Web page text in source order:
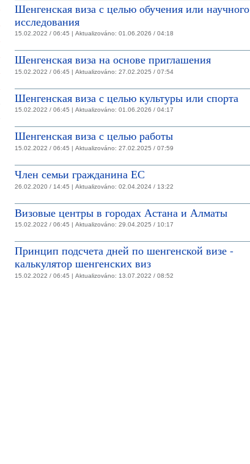
Шенгенская виза с целью обучения или научного
исследования
15.02.2022 / 06:45 | Aktualizováno: 01.06.2026 / 04:18
Шенгенская виза на основе приглашения
15.02.2022 / 06:45 | Aktualizováno: 27.02.2025 / 07:54
Шенгенская виза с целью культуры или спорта
15.02.2022 / 06:45 | Aktualizováno: 01.06.2026 / 04:17
Шенгенская виза с целью работы
15.02.2022 / 06:45 | Aktualizováno: 27.02.2025 / 07:59
Член семьи гражданина ЕС
26.02.2020 / 14:45 | Aktualizováno: 02.04.2024 / 13:22
Визовые центры в городах Астана и Алматы
15.02.2022 / 06:45 | Aktualizováno: 29.04.2025 / 10:17
Принцип подсчета дней по шенгенской визе -
калькулятор шенгенских виз
15.02.2022 / 06:45 | Aktualizováno: 13.07.2022 / 08:52